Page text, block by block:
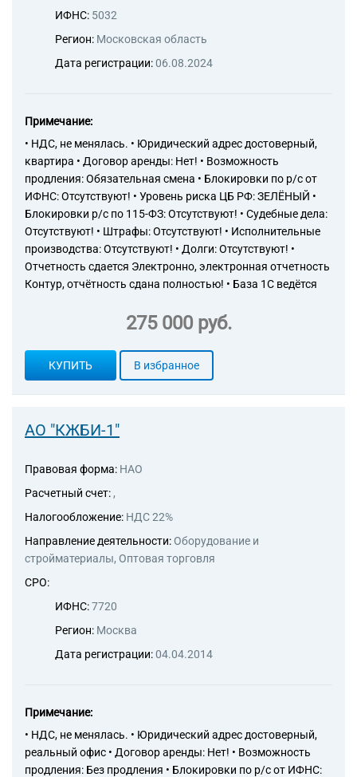
ИФНС: 5032
Регион: Московская область
Дата регистрации:06.08.2024
Примечание:
• НДС, не менялась. • Юридический адрес достоверный,
квартира • Договор аренды: Нет! • Возможность
продления: Обязательная смена • Блокировки по р/с от
ИФНС: Отсутствуют! • Уровень риска ЦБ РФ: ЗЕЛЁНЫЙ •
Блокировки р/с по 115-ФЗ: Отсутствуют! • Судебные дела:
Отсутствуют! • Штрафы: Отсутствуют! • Исполнительные
производства: Отсутствуют! • Долги: Отсутствуют! •
Отчетность сдается Электронно, электронная отчетность
Контур, отчётность сдана полностью! • База 1С ведётся
275 000 руб.
КУПИТЬ В избранное
АО "КЖБИ-1"
Правовая форма: НАО
Расчетный счет: ,
Налогообложение: НДС 22%
Направление деятельности: Оборудование и
стройматериалы, Оптовая торговля
СРО:
ИФНС:7720
Регион: Москва
Дата регистрации:04.04.2014
Примечание:
• НДС, не менялась. • Юридический адрес достоверный,
реальный офис • Договор аренды: Нет! • Возможность
продления: Без продления • Блокировки по р/с от ИФНС: